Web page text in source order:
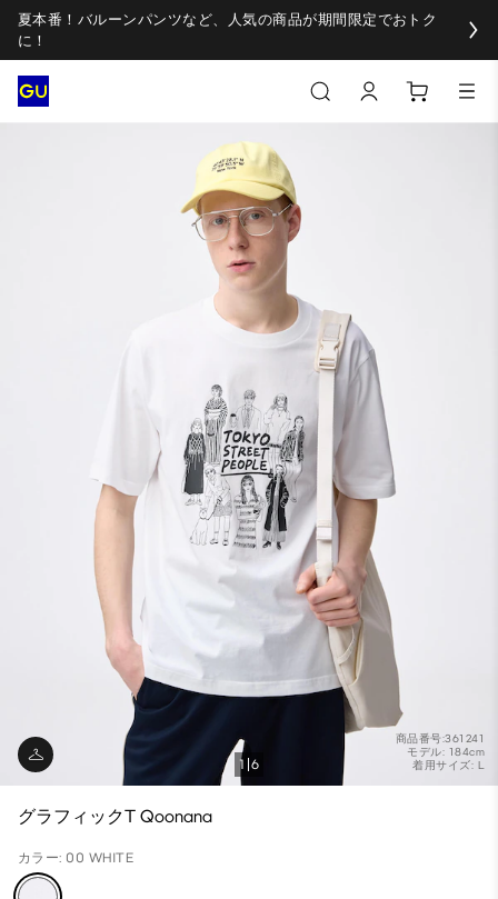
夏本番！バルーンパンツなど、人気の商品が期間限定でおトク
に！
商品番号:361241
モデル: 184cm
着用サイズ: L
1 6
グラフィックT Qoonana
カラー: 00 WHITE